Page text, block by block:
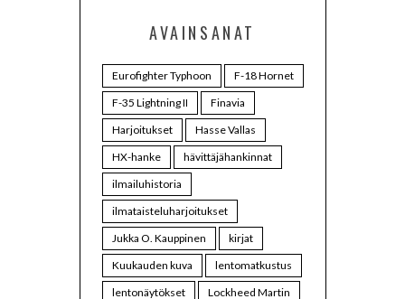
AVAINSANAT
Eurofighter Typhoon
F-18 Hornet
F-35 Lightning II
Finavia
Harjoitukset
Hasse Vallas
HX-hanke
hävittäjähankinnat
ilmailuhistoria
ilmataisteluharjoitukset
Jukka O. Kauppinen
kirjat
Kuukauden kuva
lentomatkustus
lentonäytökset
Lockheed Martin